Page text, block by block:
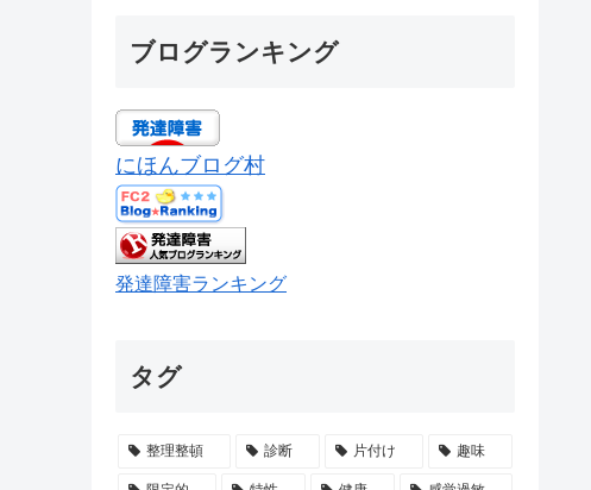
ブログランキング
にほんブログ村
発達障害ランキング
タグ
整理整頓 診断 片付け 趣味